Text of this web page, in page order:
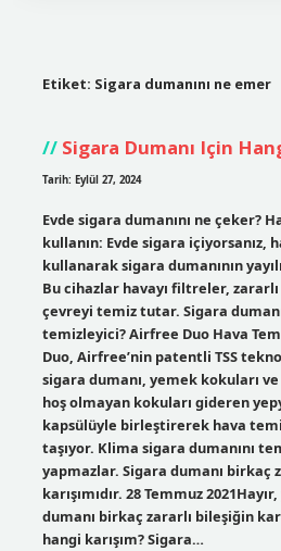
Etiket: Sigara dumanını ne emer
Sigara Dumanı Için
Tarih: Eylül 27, 2024
Evde sigara dumanını ne çeker?
kullanın: Evde sigara içiyorsanız,
kullanarak sigara dumanının
Bu cihazlar havayı filtreler,
çevreyi temiz tutar. Sigara
temizleyici? Airfree Duo Hava
Duo, Airfree’nin patentli TSS
sigara dumanı, yemek kokuları
hoş olmayan kokuları gideren
kapsülüyle birleştirerek hava
taşıyor. Klima sigara dumanını
yapmazlar. Sigara dumanı birkaç
karışımıdır. 28 Temmuz
dumanı birkaç zararlı bileşiğin
hangi karışım? Sigara…